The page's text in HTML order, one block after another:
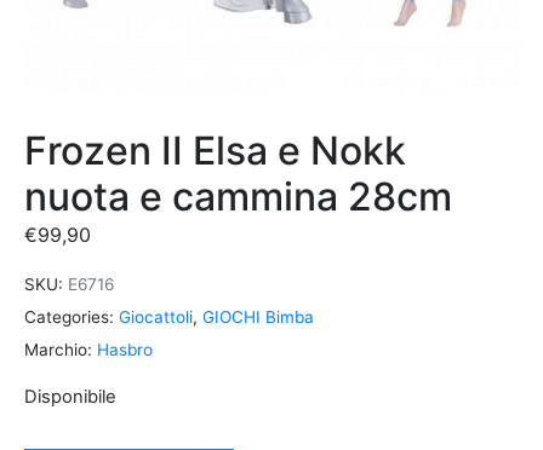
Frozen II Elsa e Nokk
nuota e cammina 28cm
€99,90
SKU: E6716
Categories: Giocattoli, GIOCHI Bimba
Marchio: Hasbro
Disponibile